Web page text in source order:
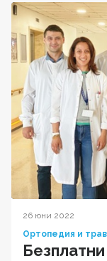
26 юни 2022
Ортопедия и